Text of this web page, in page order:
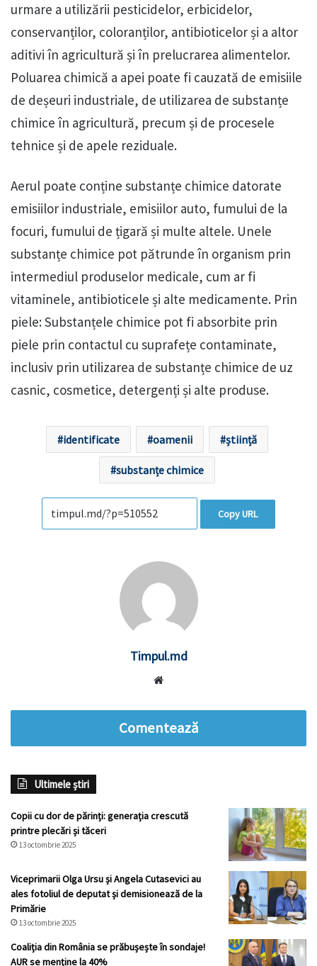
urmare a utilizării pesticidelor, erbicidelor,
conservanților, coloranților, antibioticelor și a altor
aditivi în agricultură și în prelucrarea alimentelor.
Poluarea chimică a apei poate fi cauzată de emisiile
de deșeuri industriale, de utilizarea de substanțe
chimice în agricultură, precum și de procesele
tehnice și de apele reziduale.
Aerul poate conține substanțe chimice datorate
emisiilor industriale, emisiilor auto, fumului de la
focuri, fumului de țigară și multe altele. Unele
substanțe chimice pot pătrunde în organism prin
intermediul produselor medicale, cum ar fi
vitaminele, antibioticele și alte medicamente. Prin
piele: Substanțele chimice pot fi absorbite prin
piele prin contactul cu suprafețe contaminate,
inclusiv prin utilizarea de substanțe chimice de uz
casnic, cosmetice, detergenți și alte produse.
identificate oamenii știință
substanțe chimice
Copy URL
Timpul.md
Comentează
Ultimele știri
Copii cu dor de părinți: generația crescută
printre plecări și tăceri
13 octombrie 2025
Viceprimarii Olga Ursu și Angela Cutasevici au
ales fotoliul de deputat și demisionează de la
Primărie
13 octombrie 2025
Coaliția din România se prăbușește în sondaje!
AUR se menține la 40%